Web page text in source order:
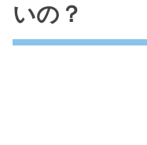
いの？